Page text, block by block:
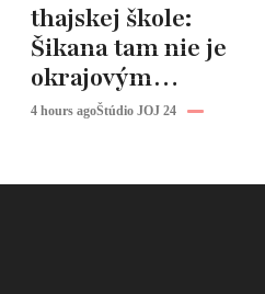
thajskej škole:
Šikana tam nie je
okrajovým
problémom,
4 hours agoŠtúdio JOJ 24